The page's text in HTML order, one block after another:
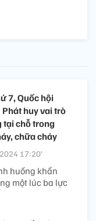
7, Quốc hội
Phát huy vai trò
tại chỗ trong
chữa cháy
17:20’
huống khẩn
một lúc ba lực